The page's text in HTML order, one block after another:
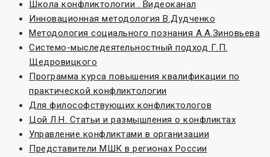
Школа конфликтологии . Видеоканал
Инновационная методология В.Дудченко
Методология социального познания А.А.Зиновьева
Системо-мыследеятельностный подход Г.П.
Щедровицкого
Программа курса повышения квалификации по
практической конфликтологии
Для философствующих конфликтологов
Цой Л.Н. Статьи и размышления о конфликтах
Управление конфликтами в организации
Представители МШК в регионах России